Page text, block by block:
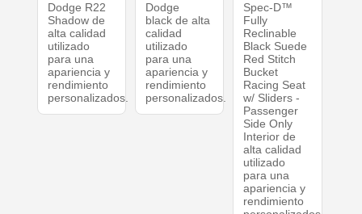
Dodge R22
Shadow de
alta calidad
utilizado
para una
apariencia y
rendimiento
personalizados.
Dodge
black de alta
calidad
utilizado
para una
apariencia y
rendimiento
personalizados.
Spec-D™
Fully
Reclinable
Black Suede
Red Stitch
Bucket
Racing Seat
w/ Sliders -
Passenger
Side Only
Interior de
alta calidad
utilizado
para una
apariencia y
rendimiento